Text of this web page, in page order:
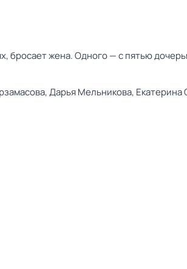
бросает жена. Одного — с пятью
Дарья Мельникова, Екатерина